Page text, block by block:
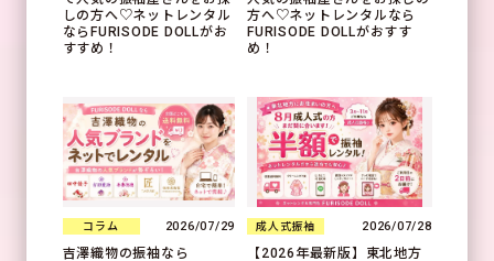
しの方へ♡ネットレンタル
ならFURISODE DOLLがお
すすめ！
方へ♡ネットレンタルなら
FURISODE DOLLがおすす
め！
コラム 2026/07/29
吉澤織物の振袖なら
成人式振袖 2026/07/28
【2026年最新版】東北地方